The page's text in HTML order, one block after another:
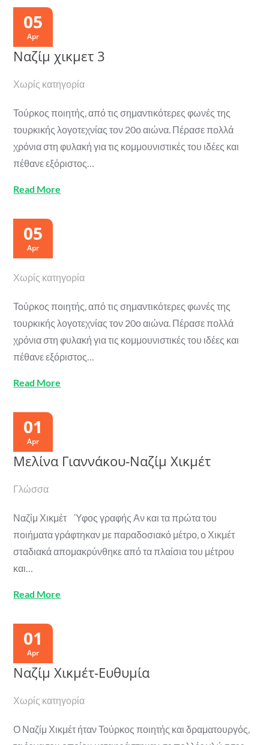
05
Apr
Ναζίμ χικμετ 3
Χωρίς κατηγορία
Τούρκος ποιητής, από τις σημαντικότερες φωνές της
τουρκικής λογοτεχνίας τον 20ο αιώνα. Πέρασε πολλά
χρόνια στη φυλακή για τις κομμουνιστικές του ιδέες και
πέθανε εξόριστος…
Read More
05
Apr
Χωρίς κατηγορία
Τούρκος ποιητής, από τις σημαντικότερες φωνές της
τουρκικής λογοτεχνίας τον 20ο αιώνα. Πέρασε πολλά
χρόνια στη φυλακή για τις κομμουνιστικές του ιδέες και
πέθανε εξόριστος…
Read More
01
Apr
Μελίνα Γιαννάκου-Ναζίμ Χικμέτ
Γλώσσα
Ναζίμ Χικμέτ Ύφος γραφής Αν και τα πρώτα του
ποιήματα γράφτηκαν με παραδοσιακό μέτρο, ο Χικμέτ
σταδιακά απομακρύνθηκε από τα πλαίσια του μέτρου
και…
Read More
01
Apr
Ναζίμ Χικμέτ-Ευθυμία
Χωρίς κατηγορία
Ο Ναζίμ Χικμέτ ήταν Τούρκος ποιητής και δραματουργός,